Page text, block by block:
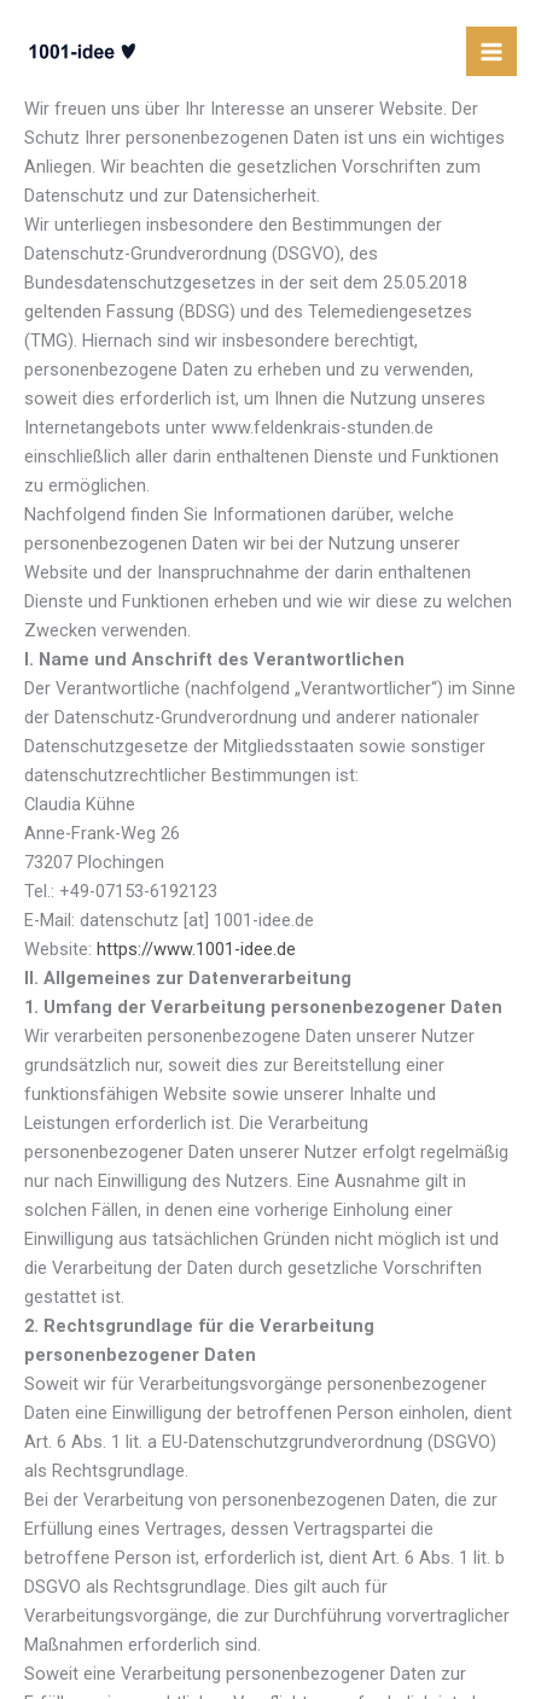
Inhalt
Wir freuen uns über Ihr Interesse an unserer Website. Der
Schutz Ihrer personenbezogenen Daten ist uns ein wichtiges
Anliegen. Wir beachten die gesetzlichen Vorschriften zum
Datenschutz und zur Datensicherheit.
Wir unterliegen insbesondere den Bestimmungen der
Datenschutz-Grundverordnung (DSGVO), des
Bundesdatenschutzgesetzes in der seit dem 25.05.2018
geltenden Fassung (BDSG) und des Telemediengesetzes
(TMG). Hiernach sind wir insbesondere berechtigt,
personenbezogene Daten zu erheben und zu verwenden,
soweit dies erforderlich ist, um Ihnen die Nutzung unseres
Internetangebots unter www.feldenkrais-stunden.de
einschließlich aller darin enthaltenen Dienste und Funktionen
zu ermöglichen.
Nachfolgend finden Sie Informationen darüber, welche
personenbezogenen Daten wir bei der Nutzung unserer
Website und der Inanspruchnahme der darin enthaltenen
Dienste und Funktionen erheben und wie wir diese zu welchen
Zwecken verwenden.
I. Name und Anschrift des Verantwortlichen
Der Verantwortliche (nachfolgend „Verantwortlicher“) im Sinne
der Datenschutz-Grundverordnung und anderer nationaler
Datenschutzgesetze der Mitgliedsstaaten sowie sonstiger
datenschutzrechtlicher Bestimmungen ist:
Claudia Kühne
Anne-Frank-Weg 26
73207 Plochingen
Tel.: +49-07153-6192123
E-Mail: datenschutz [at] 1001-idee.de
Website: https://www.1001-idee.de
II. Allgemeines zur Datenverarbeitung
1. Umfang der Verarbeitung personenbezogener Daten
Wir verarbeiten personenbezogene Daten unserer Nutzer
grundsätzlich nur, soweit dies zur Bereitstellung einer
funktionsfähigen Website sowie unserer Inhalte und
Leistungen erforderlich ist. Die Verarbeitung
personenbezogener Daten unserer Nutzer erfolgt regelmäßig
nur nach Einwilligung des Nutzers. Eine Ausnahme gilt in
solchen Fällen, in denen eine vorherige Einholung einer
Einwilligung aus tatsächlichen Gründen nicht möglich ist und
die Verarbeitung der Daten durch gesetzliche Vorschriften
gestattet ist.
2. Rechtsgrundlage für die Verarbeitung
personenbezogener Daten
Soweit wir für Verarbeitungsvorgänge personenbezogener
Daten eine Einwilligung der betroffenen Person einholen, dient
Art. 6 Abs. 1 lit. a EU-Datenschutzgrundverordnung (DSGVO)
als Rechtsgrundlage.
Bei der Verarbeitung von personenbezogenen Daten, die zur
Erfüllung eines Vertrages, dessen Vertragspartei die
betroffene Person ist, erforderlich ist, dient Art. 6 Abs. 1 lit. b
DSGVO als Rechtsgrundlage. Dies gilt auch für
Verarbeitungsvorgänge, die zur Durchführung vorvertraglicher
Maßnahmen erforderlich sind.
Soweit eine Verarbeitung personenbezogener Daten zur